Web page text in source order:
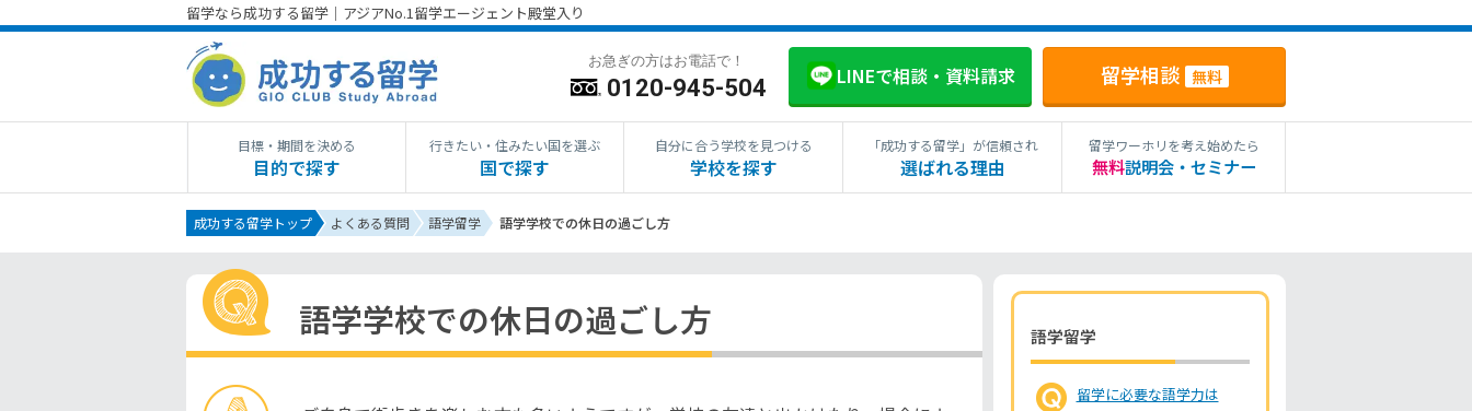
留学なら成功する留学｜アジアNo.1留学エージェント殿堂入り
お急ぎの方はお電話で！
0120-945-504 LINEで相談・資料請求 留学相談 無料
目標・期間を決める
目的で探す
行きたい・住みたい国を選ぶ
国で探す
自分に合う学校を見つける
学校を探す
「成功する留学」が信頼され
選ばれる理由
留学ワーホリを考え始めたら
無料説明会・セミナー
成功する留学トップ よくある質問 語学留学 語学学校での休日の過ごし方
語学学校での休日の過ごし方 語学留学
留学に必要な語学力は